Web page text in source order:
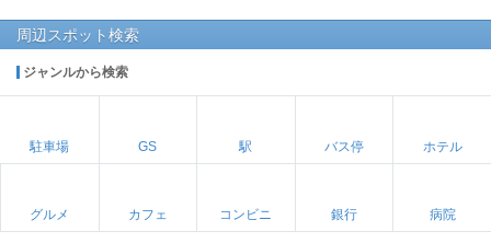
周辺スポット検索
ジャンルから検索
駐車場 GS 駅 バス停 ホテル
グルメ カフェ コンビニ 銀行 病院